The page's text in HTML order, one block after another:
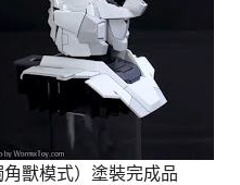
獸模式）塗裝完成品